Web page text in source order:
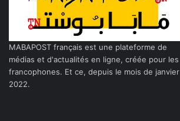
MABAPOST français est une plateforme de
médias et d'actualités en ligne, créée pour les
francophones. Et ce, depuis le mois de janvier
2022.